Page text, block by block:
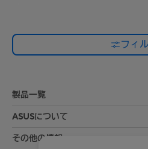
フィ
製品一覧
ASUSについて
その他の情報